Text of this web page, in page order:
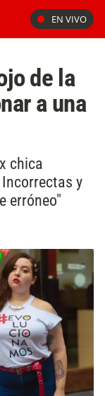
EN VIVO
de la
a una
chica
y
erróneo"